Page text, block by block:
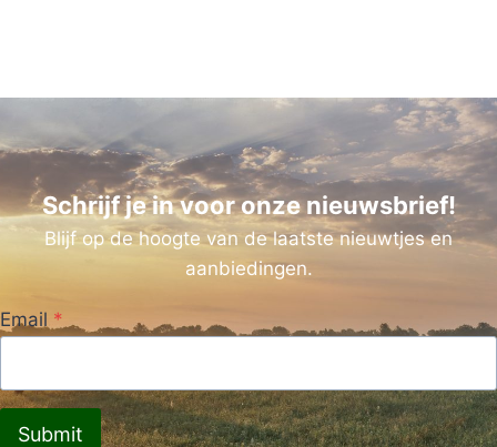
Schrijf je in voor onze nieuwsbrief!
Blijf op de hoogte van de laatste nieuwtjes en
aanbiedingen.
Email *
Submit